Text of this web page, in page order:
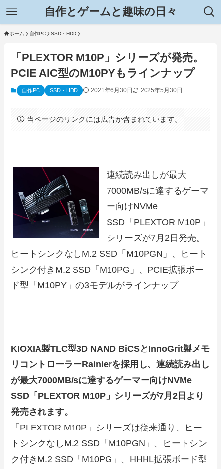
自作とゲームと趣味の日々
ホーム 自作PC SSD・HDD
「PLEXTOR M10P」シリーズが発売。
PCIE AIC型のM10PYもラインナップ
自作PC SSD・HDD 2021年6月30日 2025年5月30日
当ページのリンクには広告が含まれています。
連続読み出しが最大
7000MB/sに達するゲーマ
ー向けNVMe
SSD「PLEXTOR M10P」
シリーズが7月2日発売。
ヒートシンクなしM.2 SSD「M10PGN」、ヒート
シンク付きM.2 SSD「M10PG」、PCIE拡張ボー
ド型「M10PY」の3モデルがラインナップ
KIOXIA製TLC型3D NAND BiCSとInnoGrit製メモ
リコントローラーRainierを採用し、連続読み出し
が最大7000MB/sに達するゲーマー向けNVMe
SSD「PLEXTOR M10P」シリーズが7月2日より
発売されます。
「PLEXTOR M10P」シリーズは従来通り、ヒー
トシンクなしM.2 SSD「M10PGN」、ヒートシン
ク付きM.2 SSD「M10PG」、HHHL拡張ボード型